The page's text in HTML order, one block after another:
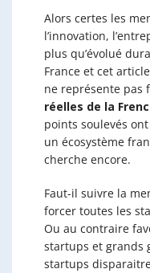
Alors certes les
l’innovation,
plus qu’évolué
France et cet
ne représente pas
réelles de la
points soulevés
un écosystème
cherche encore.
Faut-il suivre la
forcer toutes les
Ou au contraire
startups et grands
startups